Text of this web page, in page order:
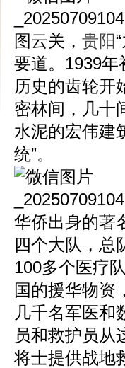
图云关， 贵阳
要道。1939
历史的齿轮开
密林间，几十
水泥的宏伟建
统”。
华侨出身的著
四个大队，总
100多个医疗
国的援华物资
几千名军医和
员和救护员从
将士提供战地